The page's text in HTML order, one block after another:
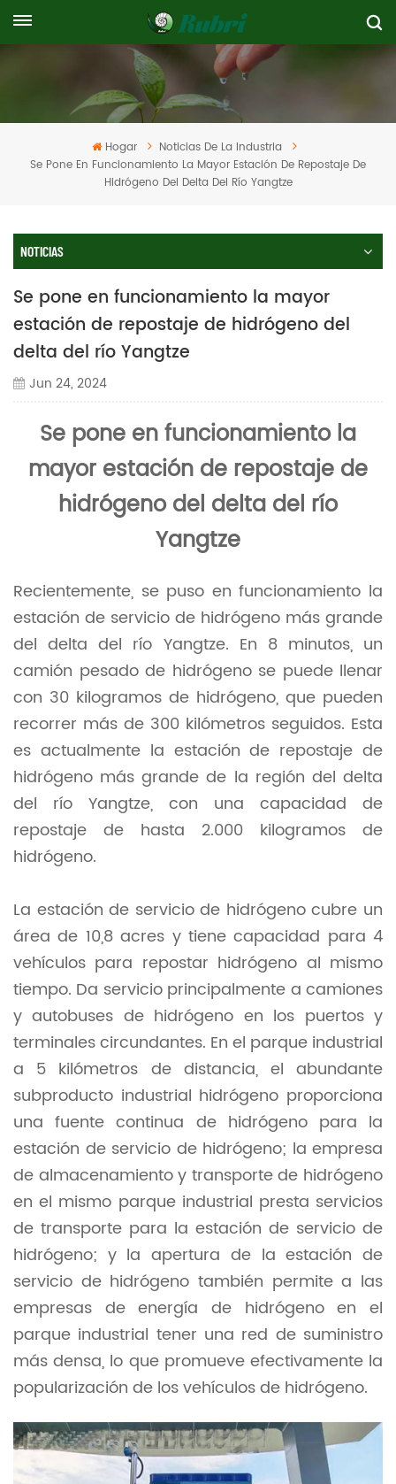
Hogar
Noticias De La Industria
Se Pone En Funcionamiento La Mayor Estación De Repostaje De
Hidrógeno Del Delta Del Río Yangtze
NOTICIAS
Se pone en funcionamiento la mayor
estación de repostaje de hidrógeno del
delta del río Yangtze
Jun 24, 2024
Se pone en funcionamiento la
mayor estación de repostaje de
hidrógeno del delta del río
Yangtze
Recientemente, se puso en funcionamiento la
estación de servicio de hidrógeno más grande
del delta del río Yangtze. En 8 minutos, un
camión pesado de hidrógeno se puede llenar
con 30 kilogramos de hidrógeno, que pueden
recorrer más de 300 kilómetros seguidos. Esta
es actualmente la estación de repostaje de
hidrógeno más grande de la región del delta
del río Yangtze, con una capacidad de
repostaje de hasta 2.000 kilogramos de
hidrógeno.
La estación de servicio de hidrógeno cubre un
área de 10,8 acres y tiene capacidad para 4
vehículos para repostar hidrógeno al mismo
tiempo. Da servicio principalmente a camiones
y autobuses de hidrógeno en los puertos y
terminales circundantes. En el parque industrial
a 5 kilómetros de distancia, el abundante
subproducto industrial hidrógeno proporciona
una fuente continua de hidrógeno para la
estación de servicio de hidrógeno; la empresa
de almacenamiento y transporte de hidrógeno
en el mismo parque industrial presta servicios
de transporte para la estación de servicio de
hidrógeno; y la apertura de la estación de
servicio de hidrógeno también permite a las
empresas de energía de hidrógeno en el
parque industrial tener una red de suministro
más densa, lo que promueve efectivamente la
popularización de los vehículos de hidrógeno.